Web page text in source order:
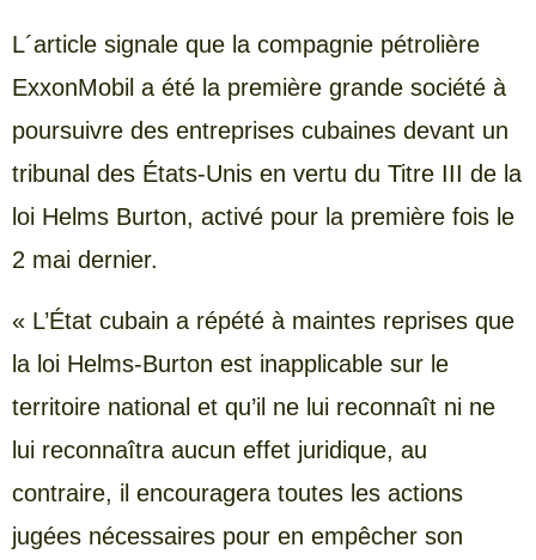
L´article signale que la compagnie pétrolière
ExxonMobil a été la première grande société à
poursuivre des entreprises cubaines devant un
tribunal des États-Unis en vertu du Titre III de la
loi Helms Burton, activé pour la première fois le
2 mai dernier.
« L’État cubain a répété à maintes reprises que
la loi Helms-Burton est inapplicable sur le
territoire national et qu’il ne lui reconnaît ni ne
lui reconnaîtra aucun effet juridique, au
contraire, il encouragera toutes les actions
jugées nécessaires pour en empêcher son